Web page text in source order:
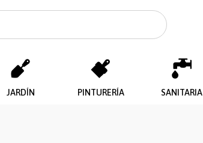
JARDÍN PINTURERÍA SANITARIA